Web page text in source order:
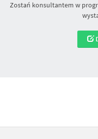
Zostań konsultantem w